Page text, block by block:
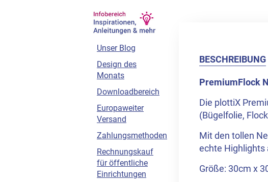
BESCHREIBUNG
PremiumFlock
Die plottiX
(Bügelfolie,
Mit den tollen
echte Highlights
Größe: 30cm x
Unser Blog
Design des
Monats
Downloadbereich
Europaweiter
Versand
Zahlungsmethoden
Rechnungskauf
für öffentliche
Einrichtungen